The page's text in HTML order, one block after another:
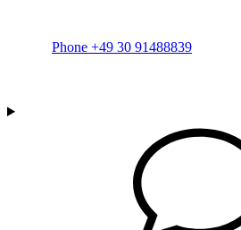
Phone +49 30 91488839